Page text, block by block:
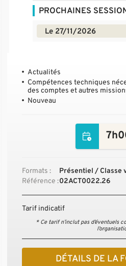
PROCHAINES
Le 27/11/2026
Actualités
Compétences techniques
des comptes et autres
Nouveau
Formats :
Présentiel / Classe
Référence :02ACT0022.26
Tarif indicatif
* Ce tarif n’inclut pas d’éventuels
DÉTAILS DE LA